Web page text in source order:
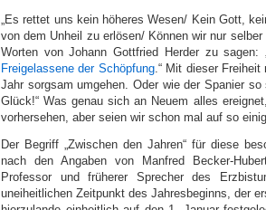
„Es rettet uns kein höheres Wesen/ Kein Gott,
von dem Unheil zu erlösen/ Können wir nur
Worten von Johann Gottfried Herder zu
Freigelassene der Schöpfung.“ Mit dieser
Jahr sorgsam umgehen. Oder wie der Spanier
Glück!“ Was genau sich an Neuem alles
vorhersehen, aber seien wir schon mal auf so
Der Begriff „Zwischen den Jahren“ für diese
nach den Angaben von Manfred Becker-
Professor und früherer Sprecher des
uneiheitlichen Zeitpunkt des Jahresbeginns, der